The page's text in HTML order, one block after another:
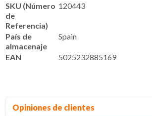
SKU (Número
de
Referencia)
120443
País de
almacenaje
Spain
EAN 5025232885169
Opiniones de clientes